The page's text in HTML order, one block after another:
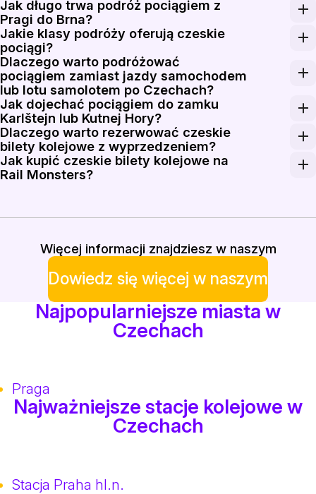
Czeskie koleje są ogólnie punktualne, a główne linie
Jak długo trwa podróż pociągiem z
Pragi do Brna?
Bezpośrednie pociągi InterCity, Railjet i RegioJet
Jakie klasy podróży oferują czeskie
pociągi?
Pociągi Railjet przewoźnika České dráhy oferują
Dlaczego warto podróżować
pociągiem zamiast jazdy samochodem
lub lotu samolotem po Czechach?
Podróż pociągiem z Pragi do Ostrawy trwa nieco
Jak dojechać pociągiem do zamku
Karlštejn lub Kutnej Hory?
Regularne pociągi regionalne odjeżdżają z Praha
Dlaczego warto rezerwować czeskie
bilety kolejowe z wyprzedzeniem?
Czescy operatorzy stosują dynamiczny system
Jak kupić czeskie bilety kolejowe na
Rail Monsters?
Więcej informacji znajdziesz w naszym
Dowiedz się więcej w naszym
Najpopularniejsze miasta w
Czechach
Praga
Najważniejsze stacje kolejowe w
Czechach
Stacja Praha hl.n.